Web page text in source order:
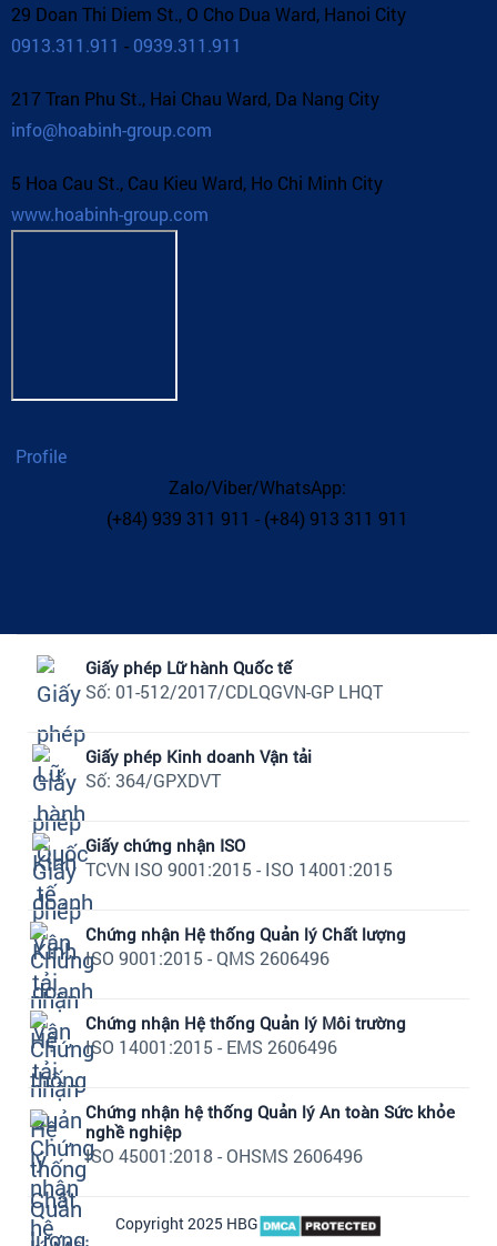
29 Doan Thi Diem St., O Cho Dua Ward, Hanoi City
0913.311.911 - 0939.311.911
217 Tran Phu St., Hai Chau Ward, Da Nang City
info@hoabinh-group.com
5 Hoa Cau St., Cau Kieu Ward, Ho Chi Minh City
www.hoabinh-group.com
Profile
Zalo/Viber/WhatsApp:
(+84) 939 311 911 - (+84) 913 311 911
Giấy phép Lữ hành Quốc tế
Số: 01-512/2017/CDLQGVN-GP LHQT
Giấy phép Kinh doanh Vận tải
Số: 364/GPXDVT
Giấy chứng nhận ISO
TCVN ISO 9001:2015 - ISO 14001:2015
Chứng nhận Hệ thống Quản lý Chất lượng
ISO 9001:2015 - QMS 2606496
Chứng nhận Hệ thống Quản lý Môi trường
ISO 14001:2015 - EMS 2606496
Chứng nhận hệ thống Quản lý An toàn Sức khỏe
nghề nghiệp
ISO 45001:2018 - OHSMS 2606496
Copyright 2025 HBG